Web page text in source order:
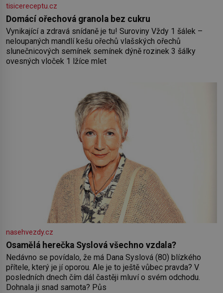
tisicereceptu.cz
Domácí ořechová granola bez cukru
Vynikající a zdravá snídaně je tu! Suroviny Vždy 1 šálek –
neloupaných mandlí kešu ořechů vlašských ořechů
slunečnicových semínek semínek dýně rozinek 3 šálky
ovesných vloček 1 lžíce mlet
nasehvezdy.cz
Osamělá herečka Syslová všechno vzdala?
Nedávno se povídalo, že má Dana Syslová (80) blízkého
přítele, který je jí oporou. Ale je to ještě vůbec pravda? V
posledních dnech čím dál častěji mluví o svém odchodu.
Dohnala ji snad samota? Půs